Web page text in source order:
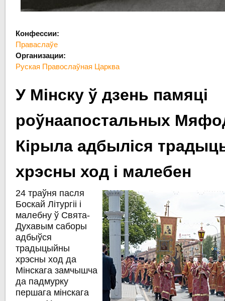
Конфессии:
Праваслаўе
Организации:
Руская Правослаўная Царква
У Мінску ў дзень памяці
роўнаапостальных
Кірыла адбыліся
хрэсны ход і малебен
24 траўня пасля
Боскай Літургіі і
малебну ў Свята-
Духавым саборы
адбыўся
традыцыйны
хрэсны ход да
Мінскага замчышча
да падмурку
першага мінскага